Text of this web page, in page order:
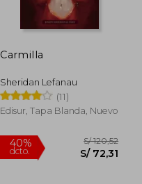
dcto.
Carmilla
Sheridan Lefanau
(11)
Edisur, Tapa Blanda, Nuevo